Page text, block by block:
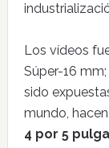
Los vídeos
Súper-16
sido
mundo,
4 por 5